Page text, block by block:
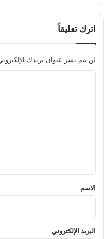
اترك تعليقاً
لن يتم نشر عنوان بريدك
*
الاسم
البريد الإلكتروني